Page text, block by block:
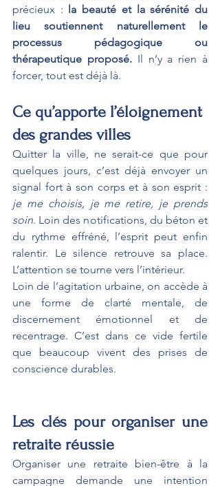
précieux : la beauté et la sérénité du
lieu soutiennent naturellement le
processus pédagogique ou
thérapeutique proposé. Il n’y a rien à
forcer, tout est déjà là.
Ce qu’apporte l’éloignement
des grandes villes
Quitter la ville, ne serait-ce que pour
quelques jours, c’est déjà envoyer un
je me choisis, je me retire, je prends
soin. Loin des notifications, du béton et
du rythme effréné, l’esprit peut enfin
ralentir. Le silence retrouve sa place.
L’attention se tourne vers l’intérieur.
Loin de l’agitation urbaine, on accède à
une forme de clarté mentale, de
discernement émotionnel et de
recentrage. C’est dans ce vide fertile
que beaucoup vivent des prises de
conscience durables.
Les clés pour organiser une
retraite réussie
Organiser une retraite bien-être à la
campagne demande une intention